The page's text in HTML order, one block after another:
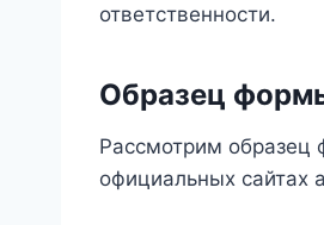
ответственности.
Образец
Рассмотрим образец
официальных сайтах